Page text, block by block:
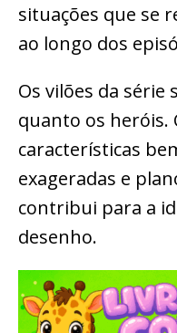
situações que se
ao longo dos
Os vilões da
quanto os heróis.
características
exageradas e
contribui para a
desenho.